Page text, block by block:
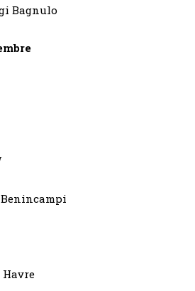
Bagnulo
NOW
Le Havre